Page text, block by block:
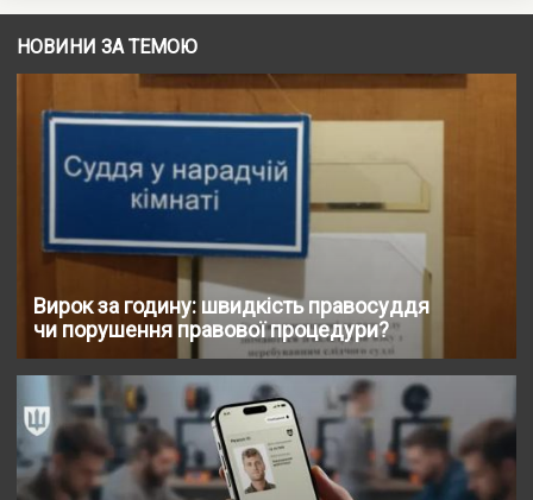
НОВИНИ ЗА ТЕМОЮ
Вирок за годину: швидкість правосуддя
чи порушення правової процедури?